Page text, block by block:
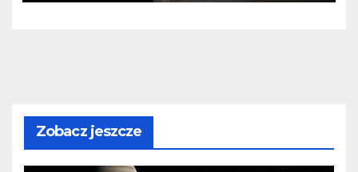
Zobacz jeszcze